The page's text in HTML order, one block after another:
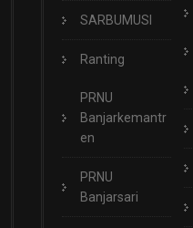
SARBUMUSI
Ranting
PRNU
Banjarkemantr
en
PRNU
Banjarsari